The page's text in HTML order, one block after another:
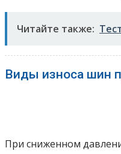
Читайте также:
Виды износа шин
При сниженном